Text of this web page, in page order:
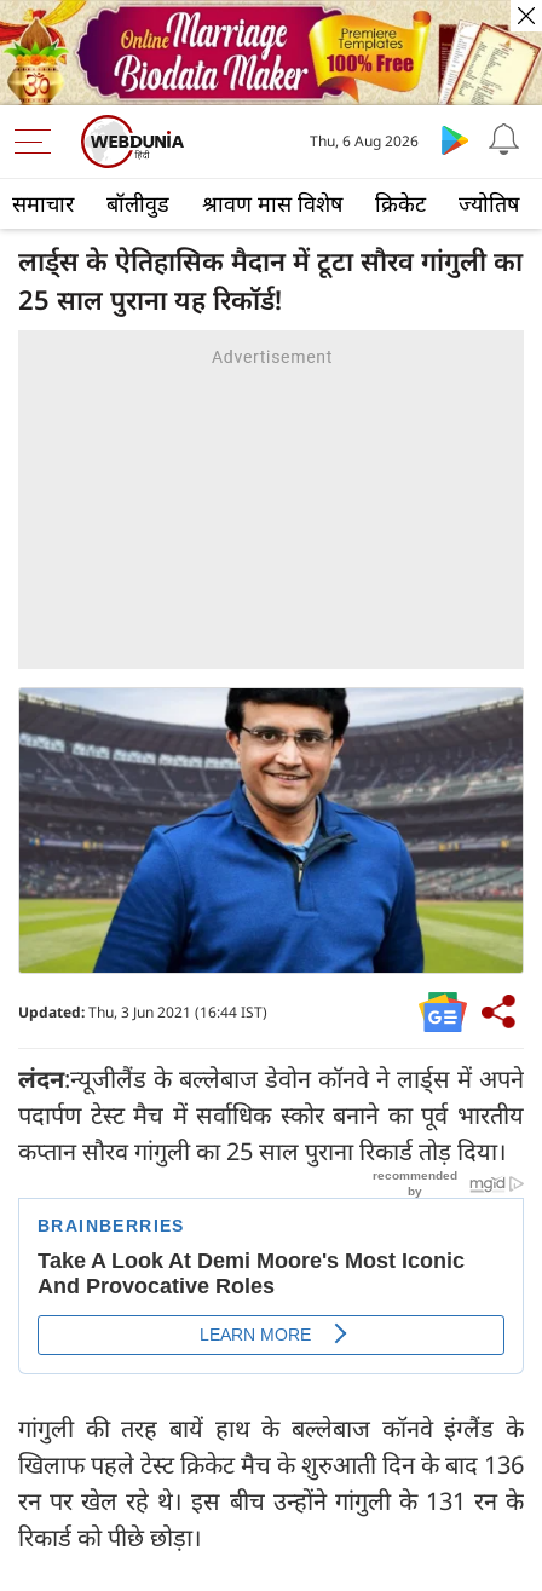
समाचार बॉलीवुड श्रावण मास विशेष क्रिकेट ज्योतिष
Thu, 6 Aug 2026
लार्ड्स के ऐतिहासिक मैदान में टूटा सौरव गांगुली का
25 साल पुराना यह रिकॉर्ड!
Updated:Thu, 3 Jun 2021 (16:44 IST)
लंदन:न्यूजीलैंड के बल्लेबाज डेवोन कॉनवे ने लार्ड्स में अपने
पदार्पण टेस्ट मैच में सर्वाधिक स्कोर बनाने का पूर्व भारतीय
कप्तान सौरव गांगुली का 25 साल पुराना रिकार्ड तोड़ दिया।
गांगुली की तरह बायें हाथ के बल्लेबाज कॉनवे इंग्लैंड के
खिलाफ पहले टेस्ट क्रिकेट मैच के शुरुआती दिन के बाद 136
रन पर खेल रहे थे। इस बीच उन्होंने गांगुली के 131 रन के
रिकार्ड को पीछे छोड़ा।